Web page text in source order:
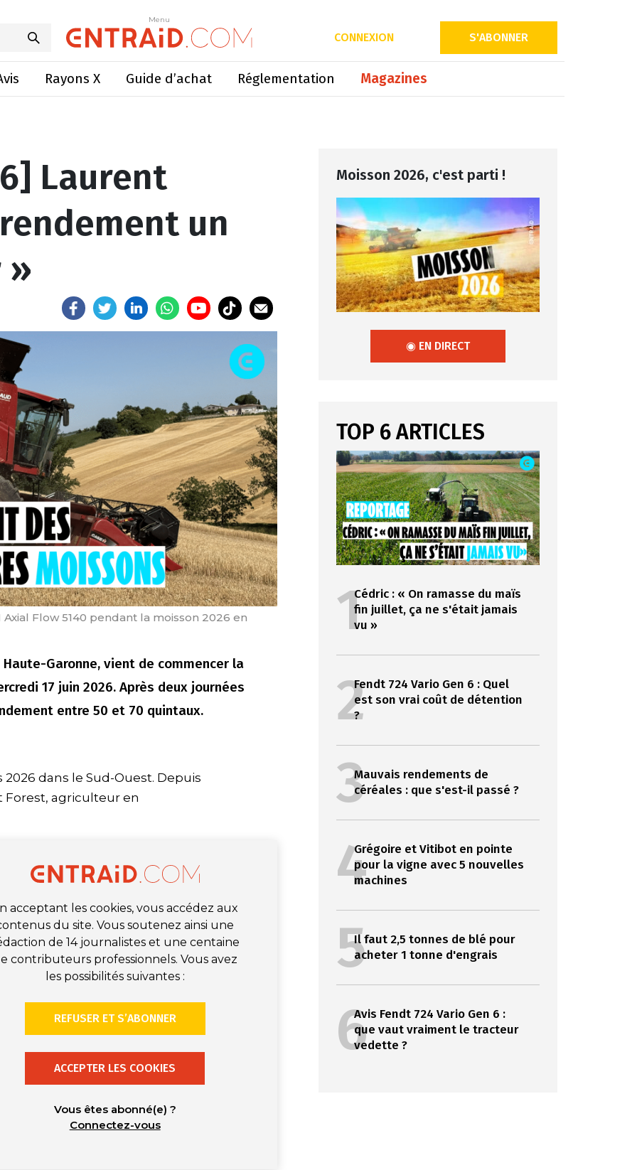
Menu
CONNEXION S'ABONNER
Rayons X Guide d’achat Réglementation Magazines
Menu
: « Un rendement un peu inférieur »
Laurent
un
»
Flow 5140 pendant la moisson 2026 en
Garonne, vient de commencer la
17 juin 2026. Après deux journées
entre 50 et 70 quintaux.
dans le Sud-Ouest. Depuis
Forest, agriculteur en
acceptant les cookies, vous accédez aux
du site. Vous soutenez ainsi une
de 14 journalistes et une centaine
contributeurs professionnels. Vous avez
les possibilités suivantes :
REFUSER ET S’ABONNER
ACCEPTER LES COOKIES
Vous êtes abonné(e) ?
Connectez-vous
Moisson 2026, c'est parti !
◉ EN DIRECT
TOP 6 ARTICLES
1Cédric : « On ramasse du maïs
fin juillet, ça ne s'était jamais
vu »
2Fendt 724 Vario Gen 6 : Quel
est son vrai coût de détention
?
3Mauvais rendements de
céréales : que s'est-il passé ?
4Grégoire et Vitibot en pointe
pour la vigne avec 5 nouvelles
machines
5Il faut 2,5 tonnes de blé pour
acheter 1 tonne d'engrais
6Avis Fendt 724 Vario Gen 6 :
que vaut vraiment le tracteur
vedette ?